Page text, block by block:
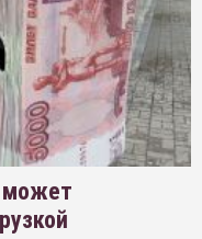
может